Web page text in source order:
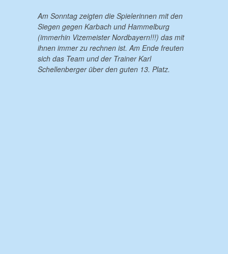
Am Sonntag zeigten die Spielerinnen mit den
Siegen gegen Karbach und Hammelburg
(immerhin Vizemeister Nordbayern!!!) das mit
ihnen immer zu rechnen ist. Am Ende freuten
sich das Team und der Trainer Karl
Schellenberger über den guten 13. Platz.